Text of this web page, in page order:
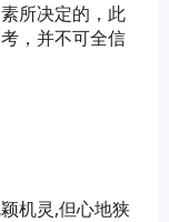
所决定的，此
，并不可全信
机灵,但心地狭